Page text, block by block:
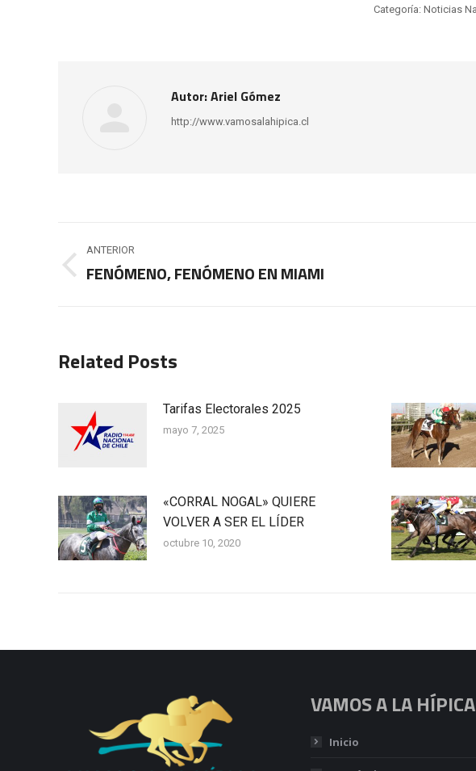
Categoría: Noticias
Autor:Ariel Gómez
http://www.vamosalahipica.cl
Navegación
entre
ANTERIOR
Publicación
FENÓMENO, FENÓMENO EN MIAMI
Related Posts
Tarifas Electorales 2025
mayo 7, 2025
«CORRAL NOGAL» QUIERE
VOLVER A SER EL LÍDER
octubre 10, 2020
VAMOS A LA HÍPICA
Inicio